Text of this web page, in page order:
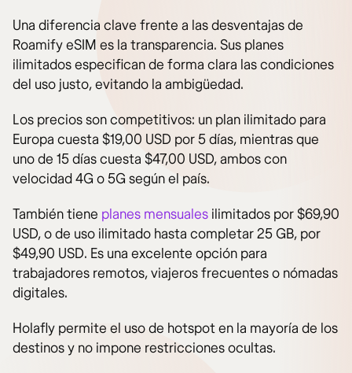
Una diferencia clave frente a las desventajas de
Roamify eSIM es la transparencia. Sus planes
ilimitados especifican de forma clara las condiciones
del uso justo, evitando la ambigüedad.
Los precios son competitivos: un plan ilimitado para
Europa cuesta $19,00 USD por 5 días, mientras que
uno de 15 días cuesta $47,00 USD, ambos con
velocidad 4G o 5G según el país.
También tiene planes mensuales ilimitados por $69,90
USD, o de uso ilimitado hasta completar 25 GB, por
$49,90 USD. Es una excelente opción para
trabajadores remotos, viajeros frecuentes o nómadas
digitales.
Holafly permite el uso de hotspot en la mayoría de los
destinos y no impone restricciones ocultas.